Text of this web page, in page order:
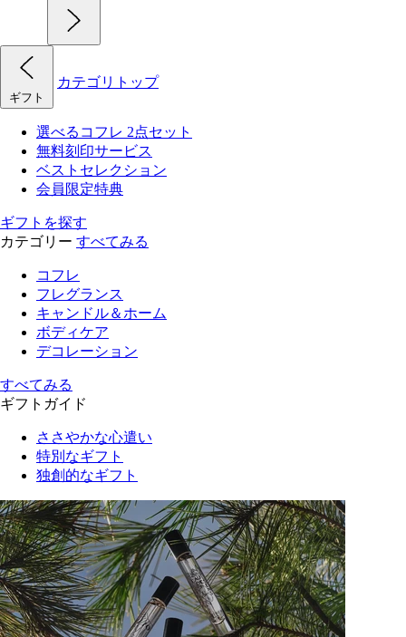
ギフト
カテゴリトップ
選べるコフレ 2点セット
無料刻印サービス
ベストセレクション
会員限定特典
ギフトを探す
カテゴリー すべてみる
コフレ
フレグランス
キャンドル＆ホーム
ボディケア
デコレーション
すべてみる
ギフトガイド
ささやかな心遣い
特別なギフト
独創的なギフト